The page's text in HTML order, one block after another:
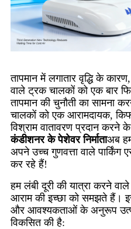
तापमान में लगातार वृद्धि के
वाले ट्रक चालकों को एक बार
तापमान की चुनौती का सामना
चालकों को एक आरामदायक,
विश्राम वातावरण प्रदान करने
कंडीशनर के पेशेवर निर्माताअब
अपने उच्च गुणवत्ता वाले पार्किंग
कर रहे हैं!
हम लंबी दूरी की यात्रा करने
आराम की इच्छा को समझते हैं।
और आवश्यकताओं के अनुरूप
विकसित की है: